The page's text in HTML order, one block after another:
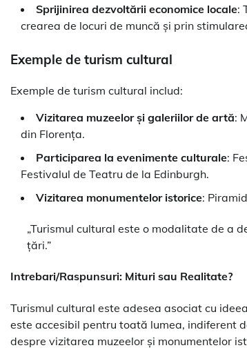
Sprijinirea dezvoltării economice locale:
crearea de locuri de muncă și prin
Exemple de turism cultural
Exemple de turism cultural includ:
Vizitarea muzeelor și galeriilor de artă:
din Florența.
Participarea la evenimente culturale:
Festivalul de Teatru de la Edinburgh.
Vizitarea monumentelor istorice:
„Turismul cultural este o modalitate de a
țări.”
Intrebari/Raspunsuri: Mituri sau Realitate?
Turismul cultural este adesea asociat cu
este accesibil pentru toată lumea, indiferent
despre vizitarea muzeelor și monumentelor